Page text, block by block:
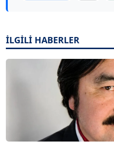
İLGİLİ HABERLER